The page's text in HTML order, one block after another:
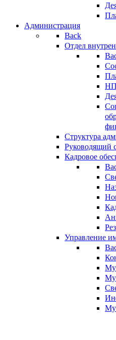
Администрация
Back
Отдел
Структура
Руководящий
Кадровое
Управление